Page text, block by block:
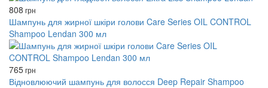
808 грн
Шампунь для жирної шкіри голови Care Series OIL CONTROL
Shampoo Lendan 300 мл
765грн
Відновлюючий шампунь для волосся Deep Repair Shampoo